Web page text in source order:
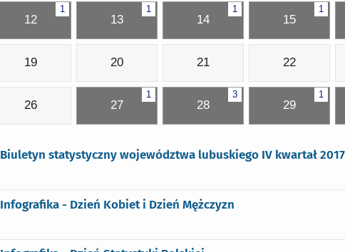
1
12
1
13
1
14
1
15
19 20 21 22
26
1
27
3
28
1
29
Biuletyn statystyczny województwa lubuskiego IV kwartał
Infografika - Dzień Kobiet i Dzień Mężczyzn